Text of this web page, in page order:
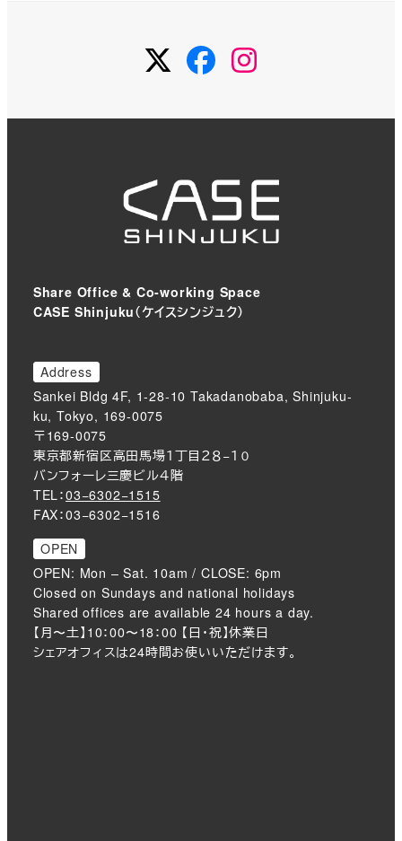
TwitterFacebook
Share Office & Co-working Space
CASE Shinjuku（ケイスシンジュク）
Address
Sankei Bldg 4F, 1-28-10 Takadanobaba, Shinjuku-
ku, Tokyo, 169-0075
〒169-0075
東京都新宿区高田馬場１丁目２８−１０
バンフォーレ三慶ビル４階
TEL：03−6302−1515
FAX：03−6302−1516
OPEN
OPEN: Mon – Sat. 10am / CLOSE: 6pm
Closed on Sundays and national holidays
Shared offices are available 24 hours a day.
【月〜土】10：00〜18：00 【日・祝】休業日
シェアオフィスは24時間お使いいただけます。